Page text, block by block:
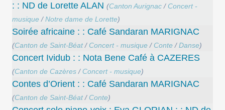
: : ND de Lorette ALAN (Canton Aurignac/ Concert -
musique/Notre dame de Lorette)
Soirée africaine : : Café Sandaran MARIGNAC
(Canton de Saint-Béat/ Concert - musique/ Conte/Danse)
Concert Ividub : : Nota Bene Café à CAZERES
(Canton de Cazères/ Concert - musique)
Contes d’Orient : : Café Sandaran MARIGNAC
(Canton de Saint-Béat/ Conte)